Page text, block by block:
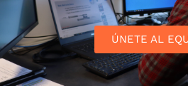
ÚNETE AL